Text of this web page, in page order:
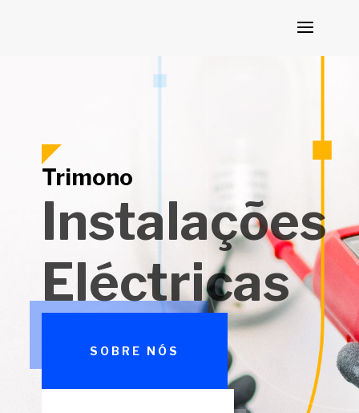
Trimono
Instalações
Eléctricas
SOBRE NÓS